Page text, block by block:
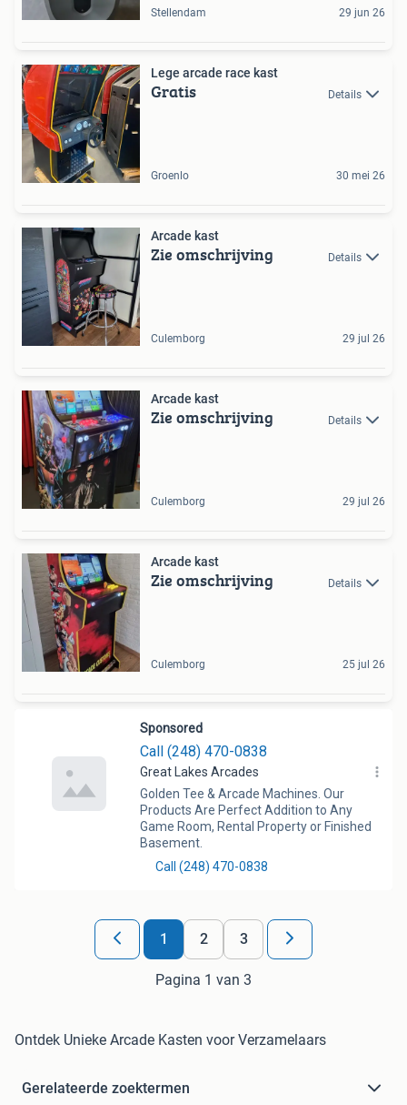
Stellendam 29 jun 26
Lege arcade race kast
Gratis Details
Groenlo 30 mei 26
Arcade kast
Zie omschrijving Details
Culemborg 29 jul 26
Arcade kast
Zie omschrijving Details
Culemborg 29 jul 26
Arcade kast
Zie omschrijving Details
Culemborg 25 jul 26
1 2 3
Pagina 1 van 3
Ontdek Unieke Arcade Kasten voor Verzamelaars
Gerelateerde zoektermen